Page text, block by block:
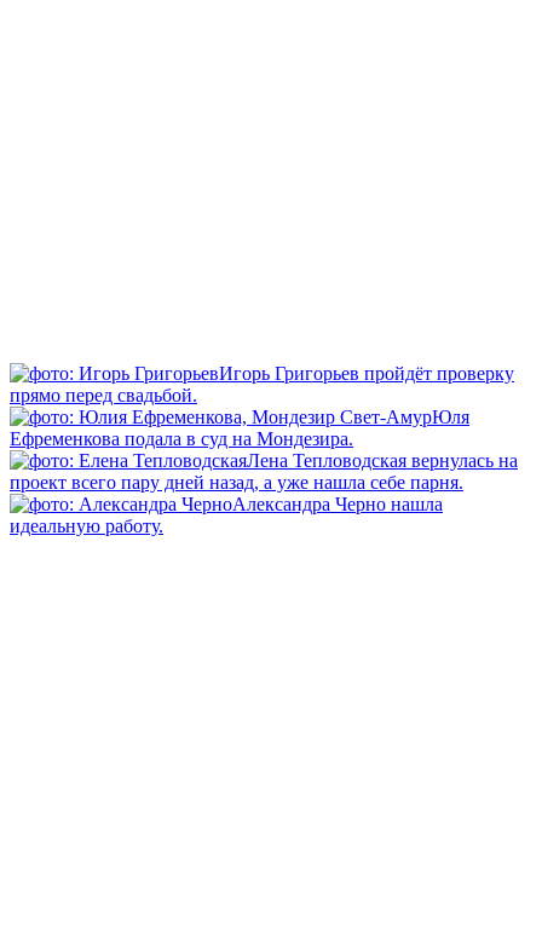
Игорь Григорьев пройдёт проверку
прямо перед свадьбой.
Юля
Ефременкова подала в суд на Мондезира.
Лена Тепловодская вернулась на
проект всего пару дней назад, а уже нашла себе парня.
Александра Черно нашла
идеальную работу.